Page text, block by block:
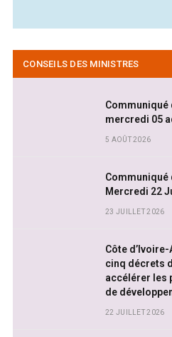
CONSEILS DES MINISTRES
Communiqué
mercredi 05
5 AOÛT 2026
Mercredi 22
23 JUILLET 2026
Côte
cinq décrets
accélérer les
de
22 JUILLET 2026